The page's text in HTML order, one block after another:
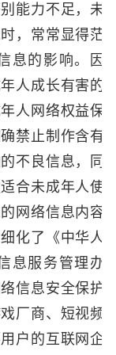
能力不足，未
，常常显得茫
息的影响。因
人成长有害的
人网络权益保
禁止制作含有
不良信息，同
合未成年人使
网络信息内容
化了《中华人
息服务管理办
信息安全保护
厂商、短视频
户的互联网企